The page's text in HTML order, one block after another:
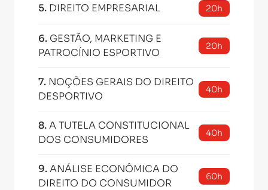
5. DIREITO EMPRESARIAL 20h
6. GESTÃO, MARKETING E
PATROCÍNIO ESPORTIVO
20h
7. NOÇÕES GERAIS DO DIREITO
DESPORTIVO
40h
8.A TUTELA CONSTITUCIONAL
DOS CONSUMIDORES
40h
9.ANÁLISE ECONÔMICA DO
DIREITO DO CONSUMIDOR
60h